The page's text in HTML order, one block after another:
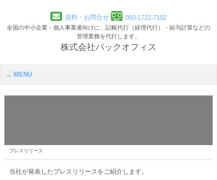
資料・お問合せ 050-1722-7102
全国の中小企業・個人事業者向けに、記帳代行（経理代行）・給与計算などの
管理業務を代行します。
株式会社バックオフィス
MENU
プレスリリース
当社が発表したプレスリリースをご紹介します。